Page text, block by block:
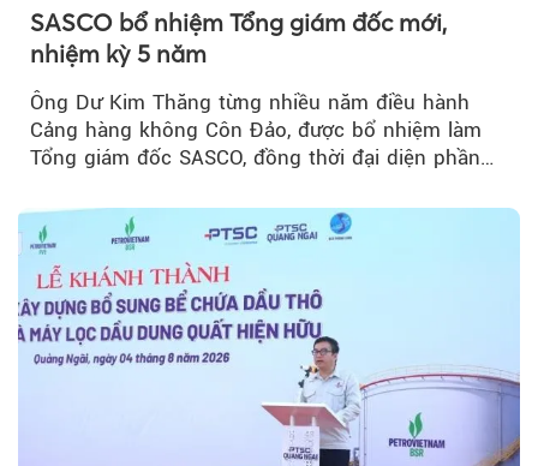
SASCO bổ nhiệm Tổng giám đốc mới,
nhiệm kỳ 5 năm
Ông Dư Kim Thăng từng nhiều năm điều hành
Cảng hàng không Côn Đảo, được bổ nhiệm làm
Tổng giám đốc SASCO, đồng thời đại diện phần